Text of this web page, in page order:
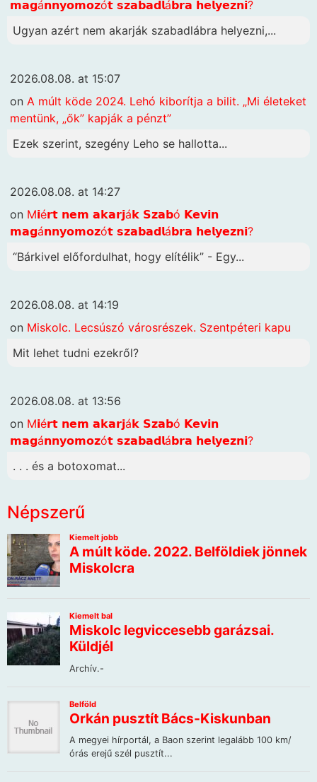
𝗺𝗮𝗴á𝗻𝗻𝘆𝗼𝗺𝗼𝘇ó𝘁 𝘀𝘇𝗮𝗯𝗮𝗱𝗹á𝗯𝗿𝗮 𝗵𝗲𝗹𝘆𝗲𝘇𝗻𝗶?
Ugyan azért nem akarják szabadlábra helyezni,...
2026.08.08. at 15:07
on A múlt köde 2024. Lehó kiborítja a bilit. „Mi életeket
mentünk, „ők” kapják a pénzt”
Ezek szerint, szegény Leho se hallotta...
2026.08.08. at 14:27
on M𝗶é𝗿𝘁 𝗻𝗲𝗺 𝗮𝗸𝗮𝗿𝗷á𝗸 𝗦𝘇𝗮𝗯ó 𝗞𝗲𝘃𝗶𝗻
𝗺𝗮𝗴á𝗻𝗻𝘆𝗼𝗺𝗼𝘇ó𝘁 𝘀𝘇𝗮𝗯𝗮𝗱𝗹á𝗯𝗿𝗮 𝗵𝗲𝗹𝘆𝗲𝘇𝗻𝗶?
“Bárkivel előfordulhat, hogy elítélik” - Egy...
2026.08.08. at 14:19
on Miskolc. Lecsúszó városrészek. Szentpéteri kapu
Mit lehet tudni ezekről?
2026.08.08. at 13:56
on M𝗶é𝗿𝘁 𝗻𝗲𝗺 𝗮𝗸𝗮𝗿𝗷á𝗸 𝗦𝘇𝗮𝗯ó 𝗞𝗲𝘃𝗶𝗻
𝗺𝗮𝗴á𝗻𝗻𝘆𝗼𝗺𝗼𝘇ó𝘁 𝘀𝘇𝗮𝗯𝗮𝗱𝗹á𝗯𝗿𝗮 𝗵𝗲𝗹𝘆𝗲𝘇𝗻𝗶?
. . . és a botoxomat...
Népszerű